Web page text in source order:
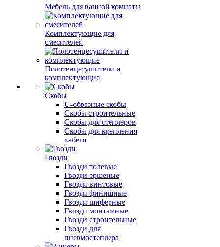
Мебель для ванной комнаты
Комплектующие для
смесителей
Полотенцесушители и
комплектующие
Скобы
U-образные скобы
Скобы строительные
Скобы для степлеров
Скобы для крепления
кабеля
Гвозди
Гвозди толевые
Гвозди ершеные
Гвозди винтовые
Гвозди финишные
Гвозди шиферные
Гвозди монтажные
Гвозди строительные
Гвозди для
пневмостеплера